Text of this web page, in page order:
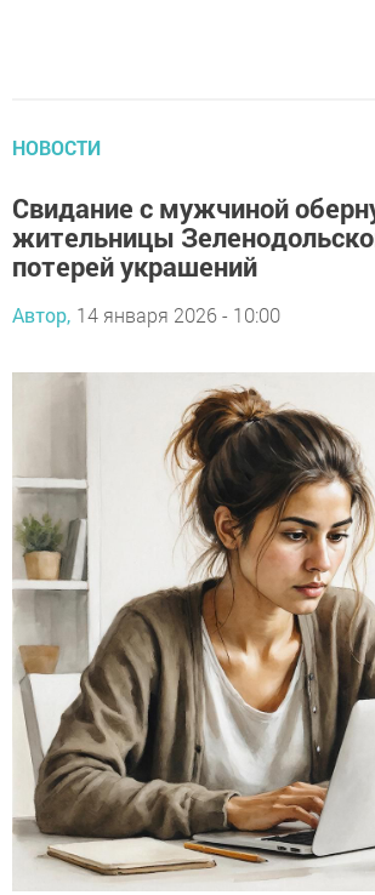
НОВОСТИ
Свидание с мужчиной
жительницы
потерей украшений
Автор, 14 января 2026 - 10:00